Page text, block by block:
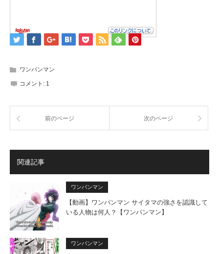
ワンパンマン
コメント: 1
前のページ 次のページ
関連記事
ワンパンマン
【動画】ワンパンマン サイタマの強さを認識して
いる人物は何人？【ワンパンマン】
ワンパンマン